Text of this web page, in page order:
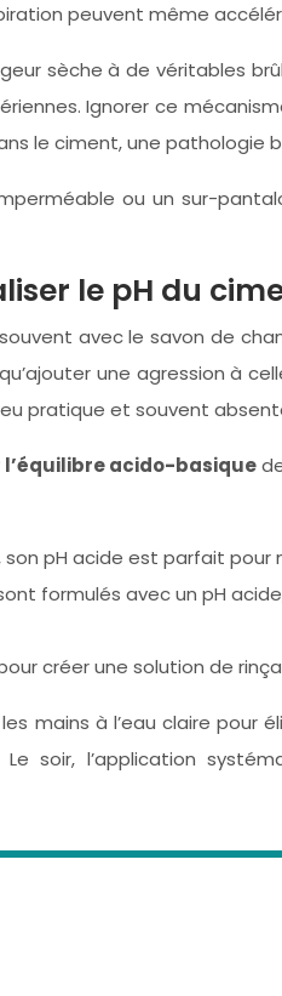
peuvent même
sèche à de véritables
Ignorer ce
le ciment, une pathologie
ou un sur-
le pH du
avec le savon de
une agression à
pratique et souvent
acido-basique
pH acide est parfait pour
formulés avec un pH
créer une solution de
mains à l’eau claire pour
soir, l’application